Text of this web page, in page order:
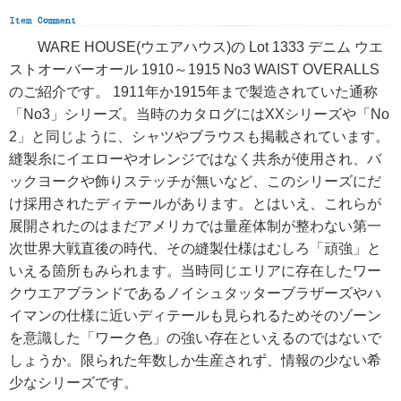
WARE HOUSE(ウエアハウス)の Lot 1333 デニム ウエ
ストオーバーオール 1910～1915 No3 WAIST OVERALLS
のご紹介です。 1911年か1915年まで製造されていた通称
「No3」シリーズ。当時のカタログにはXXシリーズや「No
2」と同じように、シャツやブラウスも掲載されています。
縫製糸にイエローやオレンジではなく共糸が使用され、バ
ックヨークや飾りステッチが無いなど、このシリーズにだ
け採用されたディテールがあります。とはいえ、これらが
展開されたのはまだアメリカでは量産体制が整わない第一
次世界大戦直後の時代、その縫製仕様はむしろ「頑強」と
いえる箇所もみられます。当時同じエリアに存在したワー
クウエアブランドであるノイシュタッターブラザーズやハ
イマンの仕様に近いディテールも見られるためそのゾーン
を意識した「ワーク色」の強い存在といえるのではないで
しょうか。限られた年数しか生産されず、情報の少ない希
少なシリーズです。